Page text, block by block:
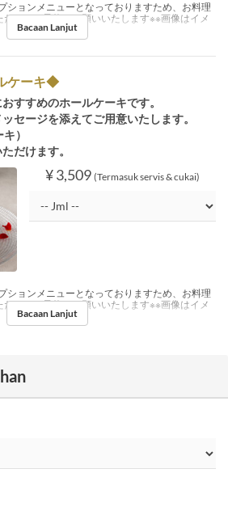
ションメニューとなっておりますため、お料理
き、ご予約をお願いいたします※※画像はイメ
Bacaan Lanjut
ケーキ◆
すすめのホールケーキです。
セージを添えてご用意いたします。
）
だけます。
¥ 3,509 (Termasuk servis & cukai)
ションメニューとなっておりますため、お料理
き、ご予約をお願いいたします※※画像はイメ
Bacaan Lanjut